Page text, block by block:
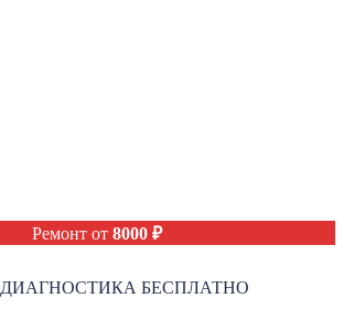
Ремонт от 8000 ₽
ДИАГНОСТИКА БЕСПЛАТНО